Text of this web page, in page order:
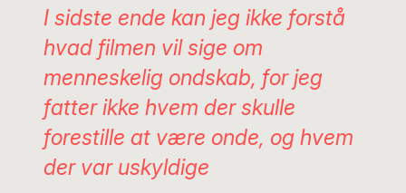
I sidste ende kan jeg ikke forstå
hvad filmen vil sige om
menneskelig ondskab, for jeg
fatter ikke hvem der skulle
forestille at være onde, og hvem
der var uskyldige